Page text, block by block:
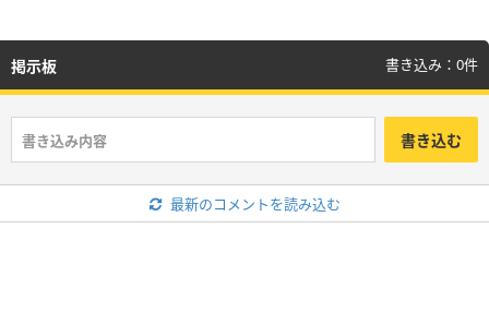
掲示板 書き込み：0件
書き込む
最新のコメントを読み込む